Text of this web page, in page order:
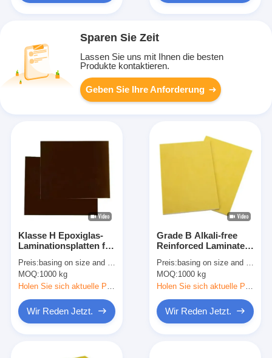
Sparen Sie Zeit
Lassen Sie uns mit Ihnen die besten
Produkte kontaktieren.
Geben Sie Ihre Anforderung
Klasse H Epoxiglas-
Laminationsplatten für
Isolierung
Preis: basing on size and quantity
MOQ:1000 kg
Wir Reden Jetzt.
Grade B Alkali-free
Reinforced Laminates
Resin For Insulation
Preis: basing on size and quantity
MOQ:1000 kg
Wir Reden Jetzt.